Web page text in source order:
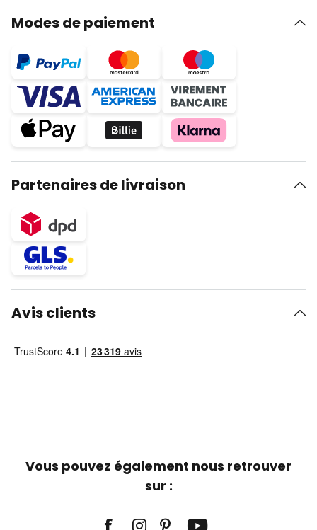
Modes de paiement
Partenaires de livraison
Avis clients
Vous pouvez également nous retrouver
sur :